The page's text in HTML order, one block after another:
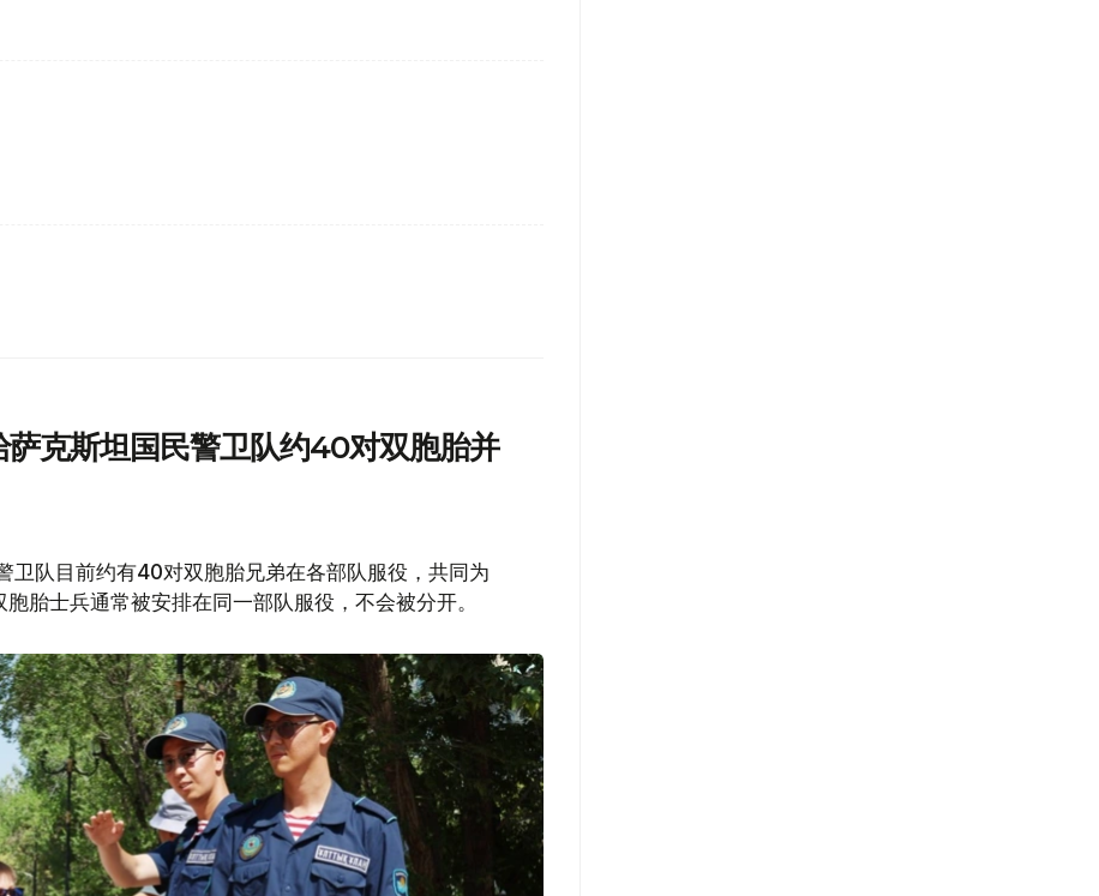
克斯坦国民警卫队约40对双胞胎并
卫队目前约有40对双胞胎兄弟在各部队服役，共同为
胎士兵通常被安排在同一部队服役，不会被分开。